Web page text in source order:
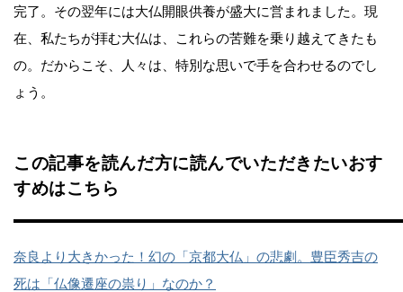
完了。その翌年には大仏開眼供養が盛大に営まれました。現
在、私たちが拝む大仏は、これらの苦難を乗り越えてきたも
の。だからこそ、人々は、特別な思いで手を合わせるのでし
ょう。
この記事を読んだ方に読んでいただきたいおす
すめはこちら
奈良より大きかった！幻の「京都大仏」の悲劇。豊臣秀吉の
死は「仏像遷座の祟り」なのか？